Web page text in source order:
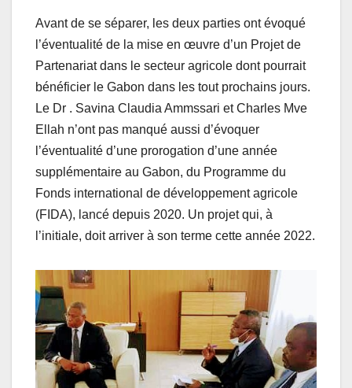
Avant de se séparer, les deux parties ont évoqué
l’éventualité de la mise en œuvre d’un Projet de
Partenariat dans le secteur agricole dont pourrait
bénéficier le Gabon dans les tout prochains jours.
Le Dr . Savina Claudia Ammssari et Charles Mve
Ellah n’ont pas manqué aussi d’évoquer
l’éventualité d’une prorogation d’une année
supplémentaire au Gabon, du Programme du
Fonds international de développement agricole
(FIDA), lancé depuis 2020. Un projet qui, à
l’initiale, doit arriver à son terme cette année 2022.